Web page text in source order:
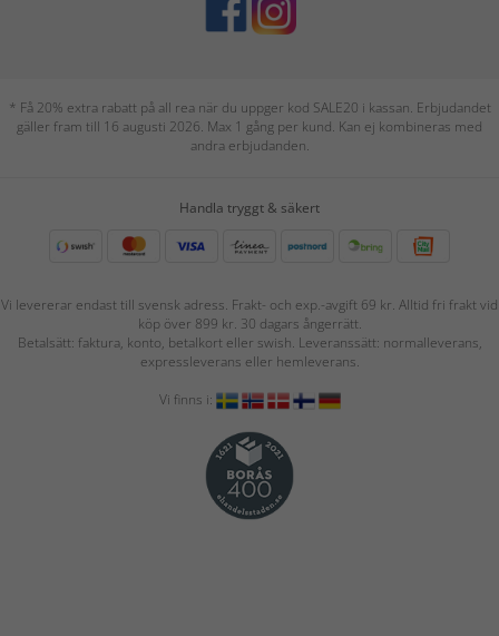
* Få 20% extra rabatt på all rea när du uppger kod SALE20 i kassan. Erbjudandet
gäller fram till 16 augusti 2026. Max 1 gång per kund. Kan ej kombineras med
andra erbjudanden.
Handla tryggt & säkert
Vi levererar endast till svensk adress. Frakt- och exp.-avgift 69 kr. Alltid fri frakt vid
köp över 899 kr. 30 dagars ångerrätt.
Betalsätt: faktura, konto, betalkort eller swish. Leveranssätt: normalleverans,
expressleverans eller hemleverans.
Vi finns i: